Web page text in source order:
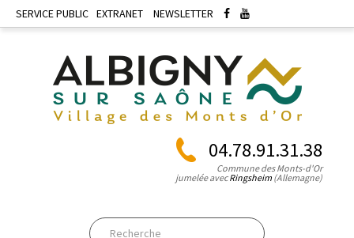
SERVICE PUBLIC EXTRANET NEWSLETTER
04.78.91.31.38
Commune des Monts-d'Or
jumelée avecRingsheim (Allemagne)